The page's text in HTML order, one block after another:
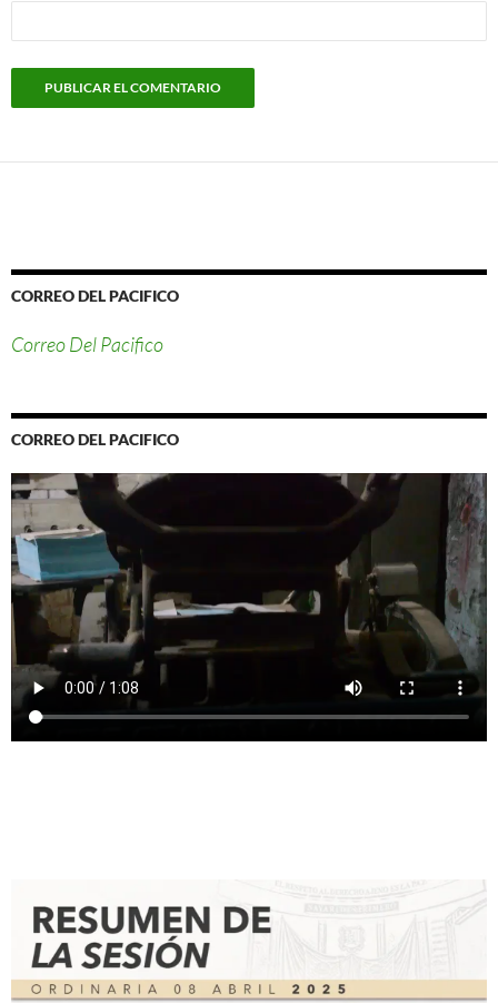
CORREO DEL PACIFICO
Correo Del Pacifico
CORREO DEL PACIFICO